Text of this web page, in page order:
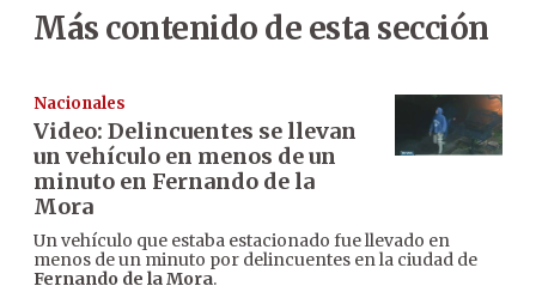
Más contenido de esta sección
Nacionales
Video: Delincuentes se llevan
un vehículo en menos de un
minuto en Fernando de la
Mora
Un vehículo que estaba estacionado fue llevado en
menos de un minuto por delincuentes en la ciudad de
Fernando de la Mora.